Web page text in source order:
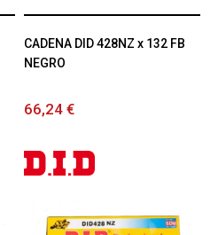
CADENA DID 428NZ x 132 FB
NEGRO
66,24 €